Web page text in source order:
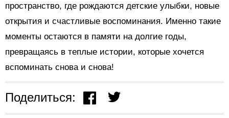
пространство, где рождаются детские улыбки, новые
открытия и счастливые воспоминания. Именно такие
моменты остаются в памяти на долгие годы,
превращаясь в теплые истории, которые хочется
вспоминать снова и снова!
Поделиться: